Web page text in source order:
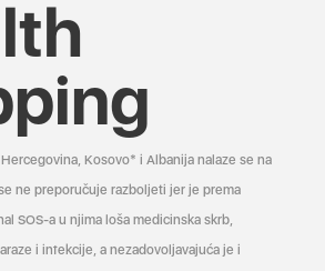
Kosovo* i Albanija nalaze se na
ne preporučuje razboljeti jer je prema
SOS-a u njima loša medicinska skrb,
i infekcije, a nezadovoljavajuća je i